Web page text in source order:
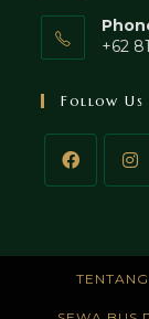
+62
Follow Us